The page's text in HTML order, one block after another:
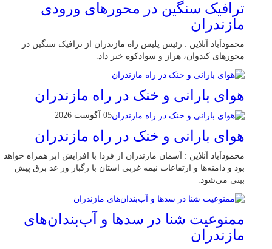
ترافیک سنگین در محور‌های ورودی
مازندران
محمودآباد آنلاین : رئیس پلیس راه مازندران از ترافیک سنگین در
محور‌های کندوان، هراز و سوادکوه خبر داد.
هوای بارانی و خنک در راه مازندران
05 آگوست 2026
هوای بارانی و خنک در راه مازندران
محمودآباد آنلاین : آسمان مازندران از فردا با افزایش ابر همراه خواهد
بود و دامنه‌ها و ارتفاعات نیمه غربی استان با رگبار ور عد برق پیش
بینی می‌شود.
ممنوعیت شنا در سدها و آب‌بندان‌‌های
مازندران